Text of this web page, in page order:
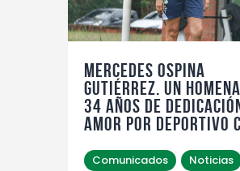
MERCEDES OSPINA
GUTIÉRREZ. UN
34 AÑOS DE
AMOR POR DEPORTIVO
Comunicados
Noticias